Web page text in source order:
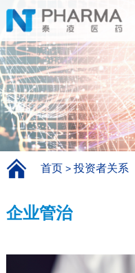
首页 > 投资者关系
企业管治